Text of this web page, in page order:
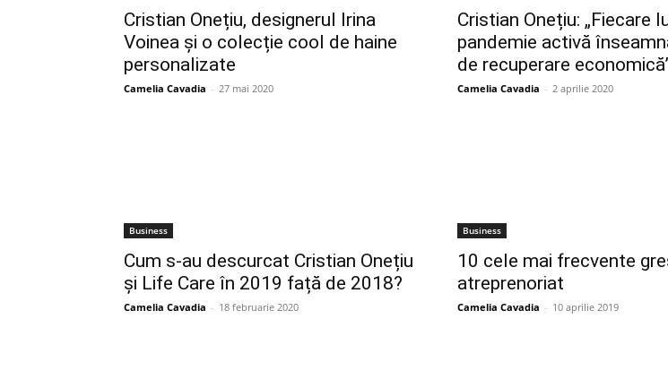
Cristian Onețiu, designerul Irina
Voinea și o colecție cool de haine
personalizate
Camelia Cavadia - 27 mai 2020
Cristian Onețiu: „Fiecare
pandemie activă
de recuperare
Camelia Cavadia - 2 aprilie 2020
Business
Cum s-au descurcat Cristian Onețiu
și Life Care în 2019 față de 2018?
Camelia Cavadia - 18 februarie 2020
Business
10 cele mai frecvente
atreprenoriat
Camelia Cavadia - 10 aprilie 2019